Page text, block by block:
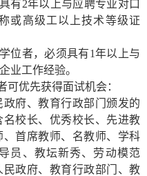
有2年以上与应聘专业对口
或高级工以上技术等级证
位者，必须具有1年以上与
业工作经验。
可优先获得面试机会：
府、教育行政部门颁发的
校长、优秀校长、先进教
首席教师、名教师、学科
员、教坛新秀、劳动模范
政府、教育行政部门、教